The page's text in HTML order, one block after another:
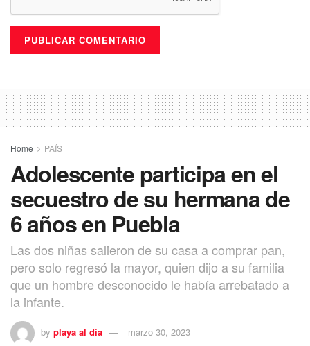
Home PAÍS
Adolescente participa en el
secuestro de su hermana de
6 años en Puebla
Las dos niñas salieron de su casa a comprar pan,
pero solo regresó la mayor, quien dijo a su familia
que un hombre desconocido le había arrebatado a
la infante.
by playa al dia marzo 30, 2023